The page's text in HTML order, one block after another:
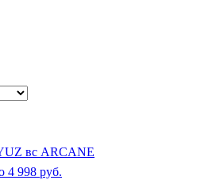
вс ARCANE
4 998 руб.